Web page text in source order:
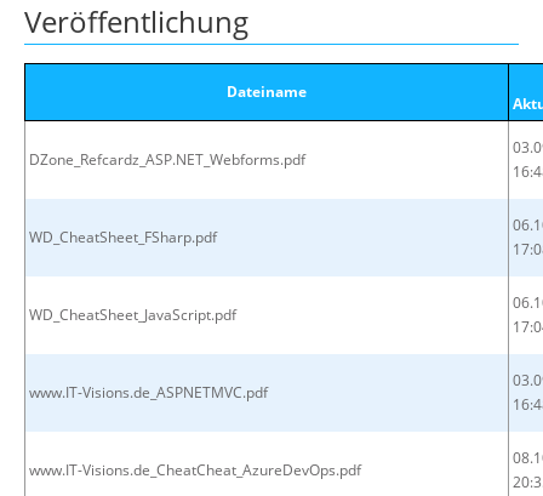
Veröffentlichung
Dateiname
DZone_Refcardz_ASP.NET_Webforms.pdf
WD_CheatSheet_FSharp.pdf
WD_CheatSheet_JavaScript.pdf
www.IT-Visions.de_ASPNETMVC.pdf
www.IT-Visions.de_CheatCheat_AzureDevOps.pdf